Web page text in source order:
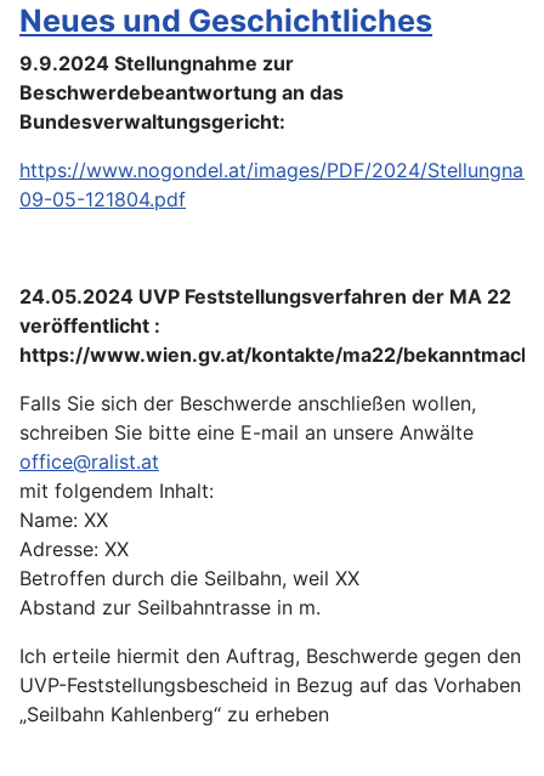
Neues und Geschichtliches
9.9.2024 Stellungnahme zur
Beschwerdebeantwortung an das
Bundesverwaltungsgericht:
https://www.nogondel.at/images/PDF/2024/
09-05-121804.pdf
24.05.2024 UVP Feststellungsverfahren der MA 22
veröffentlicht :
https://www.wien.gv.at/kontakte/ma22/
Falls Sie sich der Beschwerde anschließen wollen,
schreiben Sie bitte eine E-mail an unsere Anwälte
office@ralist.at
mit folgendem Inhalt:
Name: XX
Adresse: XX
Betroffen durch die Seilbahn, weil XX
Abstand zur Seilbahntrasse in m.
Ich erteile hiermit den Auftrag, Beschwerde gegen den
UVP-Feststellungsbescheid in Bezug auf das Vorhaben
„Seilbahn Kahlenberg“ zu erheben